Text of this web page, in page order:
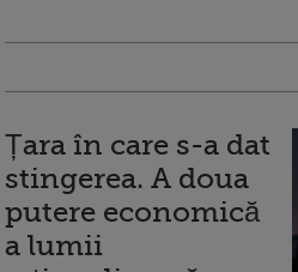
Țara în care s-a dat
stingerea. A doua
putere economică
a lumii